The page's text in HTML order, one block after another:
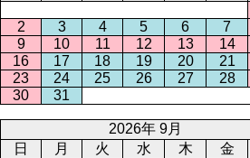
2
3 4 5 6 7
9
10 11 12 13 14
16
17 18 19 20 21
23
24 25 26 27 28
30
31
2026年 9月
日
月 火 水 木 金